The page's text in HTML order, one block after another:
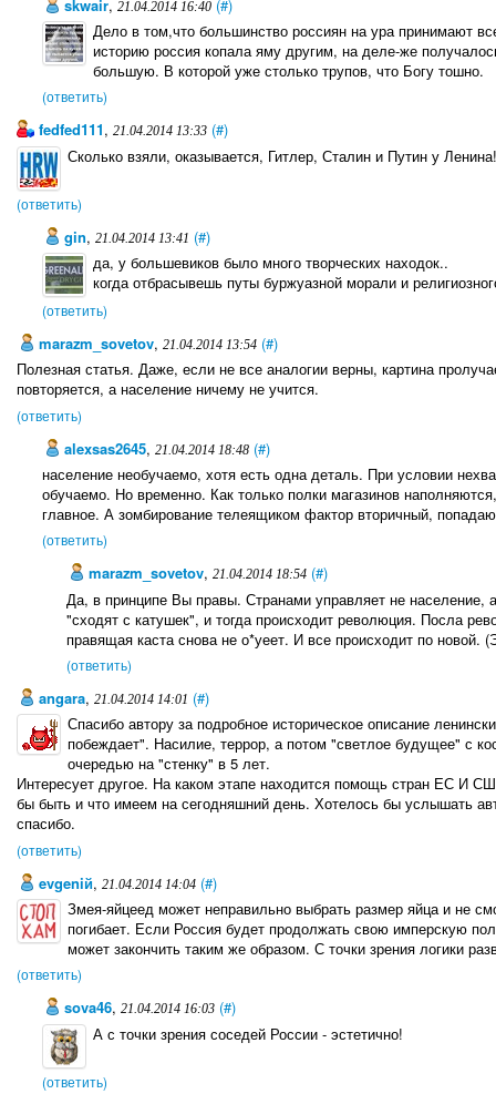
skwair, 21.04.2014 16:40 (#)
Дело в том,что большинство россиян на ура принимают
историю россия копала яму другим, на деле-же
большую. В которой уже столько трупов, что Богу тошно.
(ответить)
fedfed111, 21.04.2014 13:33 (#)
Сколько взяли, оказывается, Гитлер, Сталин и Путин у
(ответить)
gin, 21.04.2014 13:41 (#)
да, у большевиков было много творческих находок..
когда отбрасывешь путы буржуазной морали и
(ответить)
marazm_sovetov, 21.04.2014 13:54 (#)
Полезная статья. Даже, если не все аналогии верны, картина
повторяется, а население ничему не учится.
(ответить)
alexsas2645, 21.04.2014 18:48 (#)
население необучаемо, хотя есть одна деталь. При условии
обучаемо. Но временно. Как только полки магазинов
главное. А зомбирование телеящиком фактор вторичный,
(ответить)
marazm_sovetov,21.04.2014 18:54 (#)
Да, в принципе Вы правы. Странами управляет не население,
"сходят с катушек", и тогда происходит революция. Посла
правящая каста снова не о*уеет. И все происходит по новой.
(ответить)
angara, 21.04.2014 14:01 (#)
Спасибо автору за подробное историческое описание
побеждает". Насилие, террор, а потом "светлое будущее" с
очередью на "стенку" в 5 лет.
Интересует другое. На каком этапе находится помощь стран ЕС И
бы быть и что имеем на сегодняшний день. Хотелось бы услышать
спасибо.
(ответить)
evgeniй, 21.04.2014 14:04 (#)
Змея-яйцеед может неправильно выбрать размер яйца и не
погибает. Если Россия будет продолжать свою имперскую
может закончить таким же образом. С точки зрения логики
(ответить)
sova46, 21.04.2014 16:03 (#)
А с точки зрения соседей России - эстетично!
(ответить)